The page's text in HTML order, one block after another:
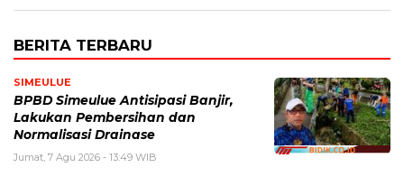
BERITA TERBARU
SIMEULUE
BPBD Simeulue Antisipasi Banjir,
Lakukan Pembersihan dan
Normalisasi Drainase
Jumat, 7 Agu 2026 - 13:49 WIB